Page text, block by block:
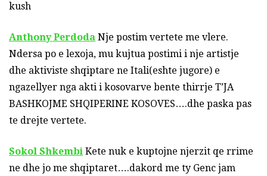
kush
Anthony Perdoda Nje postim vertete me vlere.
Ndersa po e lexoja, mu kujtua postimi i nje artistje
dhe aktiviste shqiptare ne Itali(eshte jugore) e
ngazellyer nga akti i kosovarve bente thirrje T’JA
BASHKOJME SHQIPERINE KOSOVES….dhe paska pas
te drejte vertete.
Sokol Shkembi Kete nuk e kuptojne njerzit qe rrime
ne dhe jo me shqiptaret….dakord me ty Genc jam